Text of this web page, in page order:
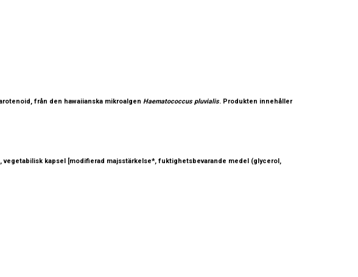
från den hawaiianska mikroalgen Haematococcus pluvialis. Produkten innehåller
kapsel [modifierad majsstärkelse*, fuktighetsbevarande medel (glycerol,